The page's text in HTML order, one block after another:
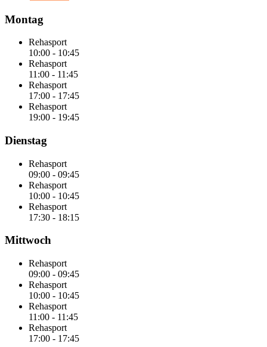
Montag
Rehasport
10:00 - 10:45
Rehasport
11:00 - 11:45
Rehasport
17:00 - 17:45
Rehasport
19:00 - 19:45
Dienstag
Rehasport
09:00 - 09:45
Rehasport
10:00 - 10:45
Rehasport
17:30 - 18:15
Mittwoch
Rehasport
09:00 - 09:45
Rehasport
10:00 - 10:45
Rehasport
11:00 - 11:45
Rehasport
17:00 - 17:45